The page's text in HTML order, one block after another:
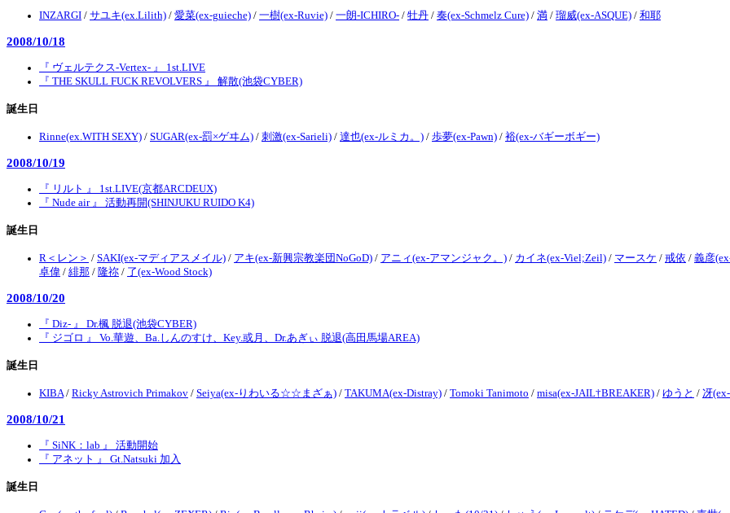
INZARGI / サユキ(ex.Lilith) / 愛菜(ex-guieche) / 一樹(ex-Ruvie) / 一朗-ICHIRO- / 牡丹 / 奏(ex-Schmelz Cure) / 満 / 瑠威(ex-ASQUE) / 和耶
2008/10/18
『 ヴェルテクス-Vertex- 』 1st.LIVE
『 THE SKULL FUCK REVOLVERS 』 解散(池袋CYBER)
誕生日
Rinne(ex.WITH SEXY) / SUGAR(ex-罰×ゲヰム) / 刺激(ex-Sarieli) / 達也(ex-ルミカ。) / 歩夢(ex-Pawn) / 裕(ex-バギーボギー)
2008/10/19
『 リルト 』 1st.LIVE(京都ARCDEUX)
『 Nude air 』 活動再開(SHINJUKU RUIDO K4)
誕生日
R＜レン＞ / SAKI(ex-マディアスメイル) / アキ(ex-新興宗教楽団NoGoD) / アニィ(ex-アマンジャク。) / カイネ(ex-Viel;Zeil) / マースケ / 戒依 / 義彦
卓偉 / 緋那 / 隆祢 / 了(ex-Wood Stock)
2008/10/20
『 Diz- 』 Dr.楓 脱退(池袋CYBER)
『 ジゴロ 』 Vo.華遊、Ba.しんのすけ、Key.或月、Dr.あぎぃ 脱退(高田馬場AREA)
誕生日
KIBA/ Ricky Astrovich Primakov / Seiya(ex-りわいる☆☆まざぁ) / TAKUMA(ex-Distray) / Tomoki Tanimoto / misa(ex-JAIL†BREAKER) / ゆうと / 冴
2008/10/21
『 SiNK：lab 』 活動開始
『 アネット 』 Gt.Natsuki 加入
誕生日